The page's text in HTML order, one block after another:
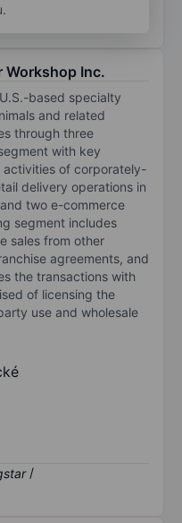
Workshop Inc.
based specialty
and related
through three
with key
activities of corporately-
delivery operations in
two e-commerce
segment includes
sales from other
agreements, and
the transactions with
of licensing the
use and wholesale
/